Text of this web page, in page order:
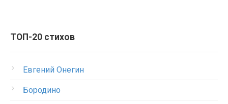
ТОП-20 стихов
Евгений Онегин
Бородино